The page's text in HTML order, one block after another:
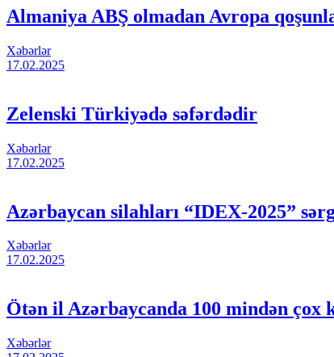
Almaniya ABŞ olmadan Avropa
Xəbərlər
17.02.2025
Zelenski Türkiyədə səfərdədir
Xəbərlər
17.02.2025
Azərbaycan silahları “IDEX-2025”
Xəbərlər
17.02.2025
Ötən il Azərbaycanda 100 mindən çox
Xəbərlər